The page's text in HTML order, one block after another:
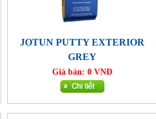
JOTUN PUTTY EXTERIOR
GREY
Giá bán: 0 VNĐ